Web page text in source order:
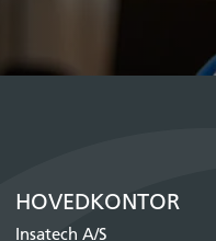
HOVEDKONTOR
Insatech A/S